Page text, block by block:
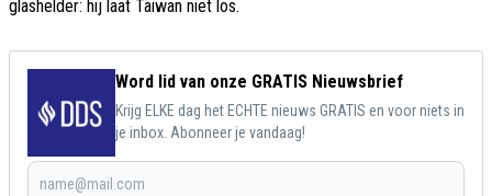
glashelder: hij laat Taiwan niet los.
Word lid van onze GRATIS Nieuwsbrief
Krijg ELKE dag het ECHTE nieuws GRATIS en voor niets in
je inbox. Abonneer je vandaag!